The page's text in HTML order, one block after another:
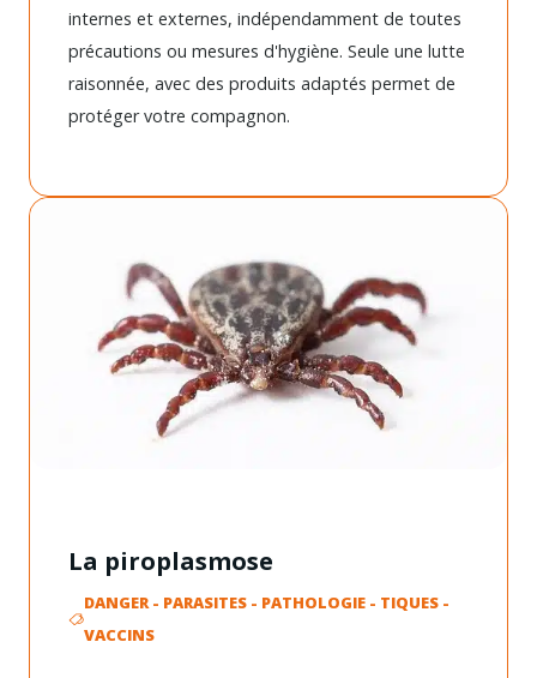
internes et externes, indépendamment de toutes
précautions ou mesures d'hygiène. Seule une lutte
raisonnée, avec des produits adaptés permet de
protéger votre compagnon.
La piroplasmose
DANGER- PARASITES- PATHOLOGIE- TIQUES-
VACCINS